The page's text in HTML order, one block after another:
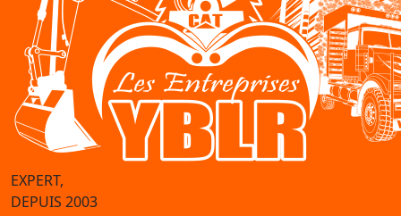
EXPERT,
DEPUIS 2003